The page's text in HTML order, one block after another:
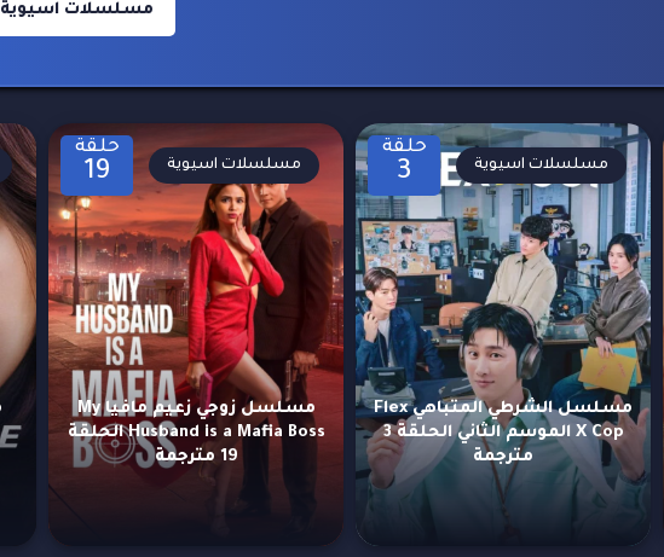
مسلسلات اسيوية
حلقة
3
مسلسل الشرطي المتباهي Flex
X Cop الموسم الثاني الحلقة 3
مترجمة
مسلسلات اسيوية
حلقة
19
مسلسل زوجي زعيم مافيا My
Husband is a Mafia Boss الحلقة
19 مترجمة
مسلسلات اسيوية